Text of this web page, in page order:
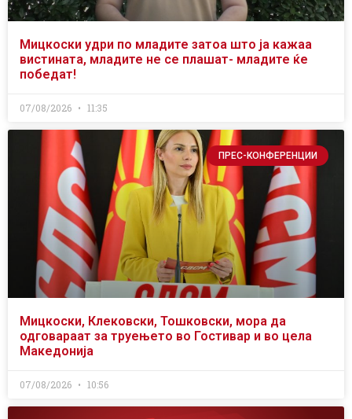
Мицкоски удри по младите затоа што ја кажаа
вистината, младите не се плашат- младите ќе
победат!
07/08/2026 11:35
ПРЕС-КОНФЕРЕНЦИИ
Мицкоски, Клековски, Тошковски, мора да
одговараат за труењето во Гостивар и во цела
Македонија
07/08/2026 10:56